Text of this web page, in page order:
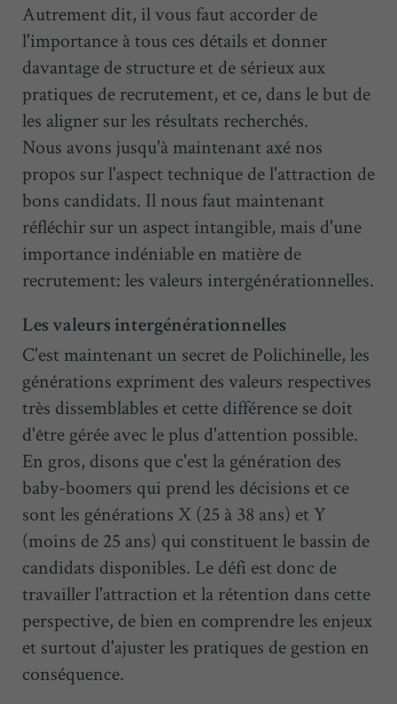
Autrement dit, il vous faut accorder de
l'importance à tous ces détails et donner
davantage de structure et de sérieux aux
pratiques de recrutement, et ce, dans le but de
les aligner sur les résultats recherchés.
Nous avons jusqu'à maintenant axé nos
propos sur l'aspect technique de l'attraction de
bons candidats. Il nous faut maintenant
réfléchir sur un aspect intangible, mais d'une
importance indéniable en matière de
recrutement: les valeurs intergénérationnelles.
Les valeurs intergénérationnelles
C'est maintenant un secret de Polichinelle, les
générations expriment des valeurs respectives
très dissemblables et cette différence se doit
d'être gérée avec le plus d'attention possible.
En gros, disons que c'est la génération des
baby-boomers qui prend les décisions et ce
sont les générations X (25 à 38 ans) et Y
(moins de 25 ans) qui constituent le bassin de
candidats disponibles. Le défi est donc de
travailler l'attraction et la rétention dans cette
perspective, de bien en comprendre les enjeux
et surtout d'ajuster les pratiques de gestion en
conséquence.